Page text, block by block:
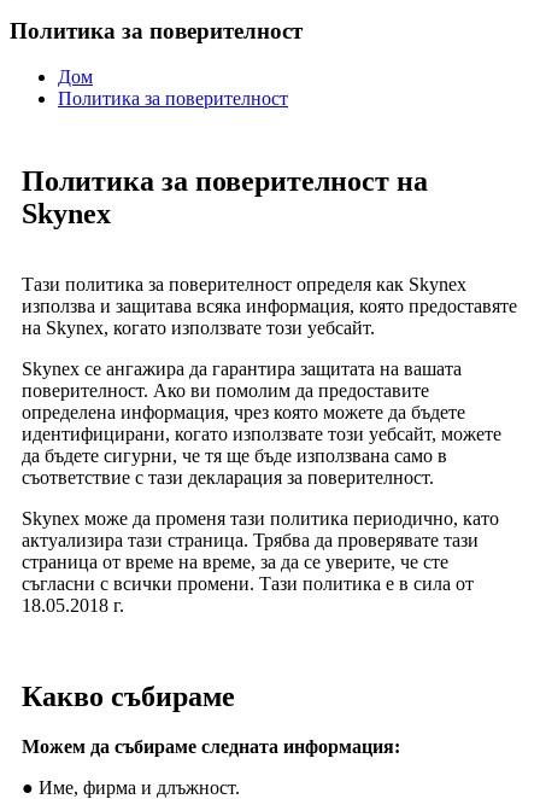
Политика за поверителност
Дом
Политика за поверителност
Политика за поверителност на
Skynex
Тази политика за поверителност определя как Skynex
използва и защитава всяка информация, която предоставяте
на Skynex, когато използвате този уебсайт.
Skynex се ангажира да гарантира защитата на вашата
поверителност. Ако ви помолим да предоставите
определена информация, чрез която можете да бъдете
идентифицирани, когато използвате този уебсайт, можете
да бъдете сигурни, че тя ще бъде използвана само в
съответствие с тази декларация за поверителност.
Skynex може да променя тази политика периодично, като
актуализира тази страница. Трябва да проверявате тази
страница от време на време, за да се уверите, че сте
съгласни с всички промени. Тази политика е в сила от
18.05.2018 г.
Какво събираме
Можем да събираме следната информация:
● Име, фирма и длъжност.